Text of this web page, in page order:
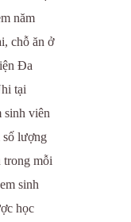
năm
chỗ ăn ở
Đa
tại
sinh viên
số lượng
trong mỗi
sinh
học